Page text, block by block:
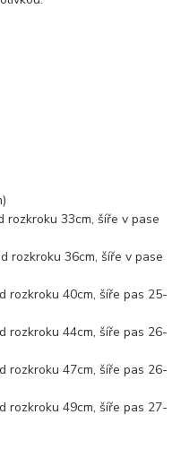
33cm, šíře v pase
rozkroku 36cm, šíře v pase
rozkroku 40cm, šíře pas 25-
rozkroku 44cm, šíře pas 26-
rozkroku 47cm, šíře pas 26-
rozkroku 49cm, šíře pas 27-